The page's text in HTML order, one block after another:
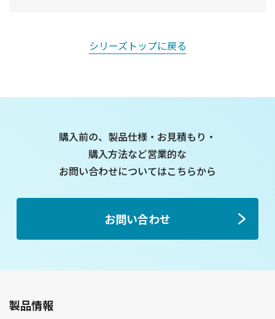
シリーズトップに戻る
購入前の、製品仕様・お見積もり・
購入方法など営業的な
お問い合わせについてはこちらから
お問い合わせ
製品情報